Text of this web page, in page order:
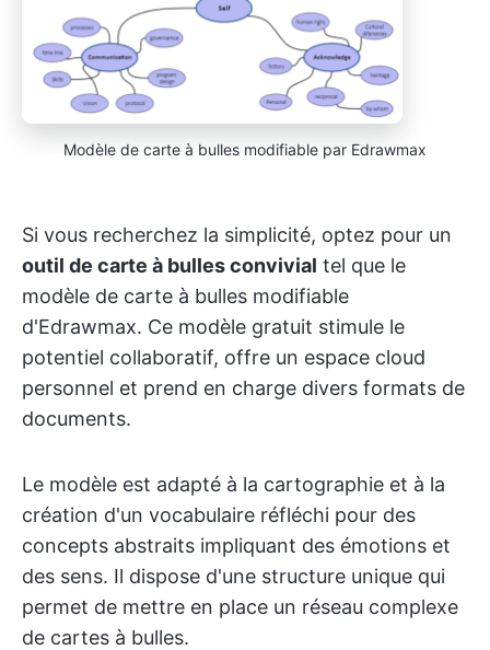
Modèle de carte à bulles modifiable par Edrawmax
Si vous recherchez la simplicité, optez pour un
outil de carte à bulles convivial tel que le
modèle de carte à bulles modifiable
d'Edrawmax. Ce modèle gratuit stimule le
potentiel collaboratif, offre un espace cloud
personnel et prend en charge divers formats de
documents.
Le modèle est adapté à la cartographie et à la
création d'un vocabulaire réfléchi pour des
concepts abstraits impliquant des émotions et
des sens. Il dispose d'une structure unique qui
permet de mettre en place un réseau complexe
de cartes à bulles.